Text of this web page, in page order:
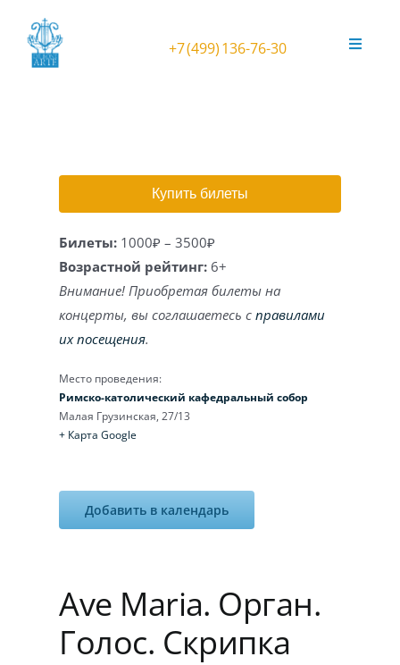
content
+7 (499) 136-76-30
Toggle
Театральный орган в усадьбе
Концерты в Соборе
Концерты в Анапе
Игра на органе
Купить билеты
Билеты: 1000₽ – 3500₽
Возрастной рейтинг: 6+
Внимание! Приобретая билеты на
концерты, вы соглашаетесь справилами
их посещения.
Место проведения:
Римско-католический кафедральный собор
Малая Грузинская, 27/13
+ Карта Google
Добавить в календарь
Ave Maria. Орган.
Голос. Скрипка